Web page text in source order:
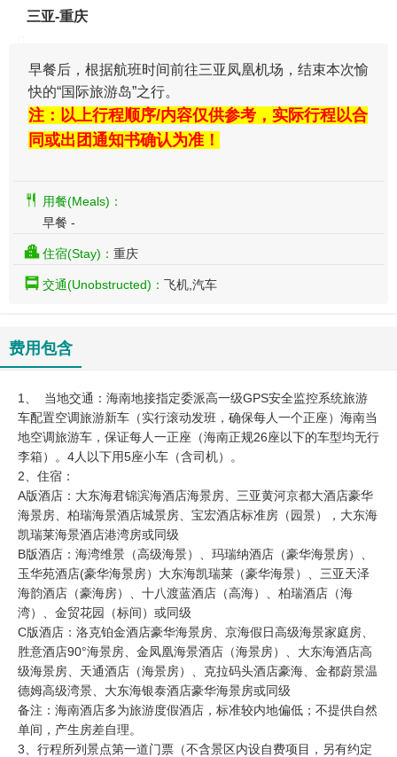
三亚-重庆
早餐后，根据航班时间前往三亚凤凰机场，结束本次愉
快的“国际旅游岛”之行。
注：以上行程顺序/内容仅供参考，实际行程以合
同或出团通知书确认为准！
用餐(Meals)：
早餐 -
住宿(Stay)： 重庆
交通(Unobstructed)： 飞机,汽车
费用包含
1、 当地交通：海南地接指定委派高一级GPS安全监控系统旅游
车配置空调旅游新车（实行滚动发班，确保每人一个正座）海南当
地空调旅游车，保证每人一正座（海南正规26座以下的车型均无行
李箱）。4人以下用5座小车（含司机）。
2、住宿：
A版酒店：大东海君锦滨海酒店海景房、三亚黄河京都大酒店豪华
海景房、柏瑞海景酒店城景房、宝宏酒店标准房（园景），大东海
凯瑞莱海景酒店港湾房或同级
B版酒店：海湾维景（高级海景）、玛瑞纳酒店（豪华海景房）、
玉华苑酒店(豪华海景房）大东海凯瑞莱（豪华海景）、三亚天泽
海韵酒店（豪海房）、十八渡蓝酒店（高海）、柏瑞酒店（海
湾）、金贸花园（标间）或同级
C版酒店：洛克铂金酒店豪华海景房、京海假日高级海景家庭房、
胜意酒店90°海景房、金凤凰海景酒店（海景房）、大东海酒店高
级海景房、天通酒店（海景房）、克拉码头酒店豪海、金都蔚景温
德姆高级湾景、大东海银泰酒店豪华海景房或同级
备注：海南酒店多为旅游度假酒店，标准较内地偏低；不提供自然
单间，产生房差自理。
3、行程所列景点第一道门票（不含景区内设自费项目，另有约定